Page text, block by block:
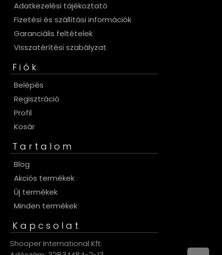
Adatkezelési tájékoztató
Fizetési és szállítási információk
Garanciális feltételek
Visszatérítési szabályzat
Fiók
Belépés
Regisztráció
Profil
Kosár
Tartalom
Blog
Akciós termékek
Új termékek
Minden termékek
Kapcsolat
Shooper International Kft.